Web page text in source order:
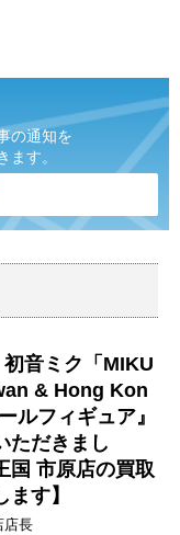
の通知を
ます。
音ミク「MIKU
& Hong Kon
ルフィギュア』
ただきまし
国 市原店の買取
す】
店長